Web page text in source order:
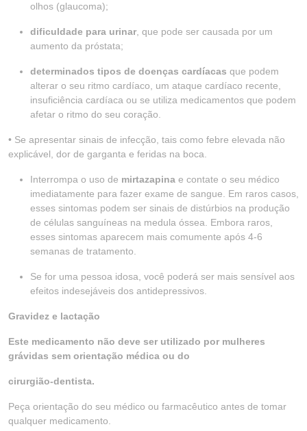
olhos (glaucoma);
dificuldade para urinar , que pode ser causada por um
aumento da próstata;
determinados tipos de doenças cardíacas que podem
alterar o seu ritmo cardíaco, um ataque cardíaco recente,
insuficiência cardíaca ou se utiliza medicamentos que podem
afetar o ritmo do seu coração.
• Se apresentar sinais de infecção, tais como febre elevada não
explicável, dor de garganta e feridas na boca.
Interrompa o uso de mirtazapina e contate o seu médico
imediatamente para fazer exame de sangue. Em raros casos,
esses sintomas podem ser sinais de distúrbios na produção
de células sanguíneas na medula óssea. Embora raros,
esses sintomas aparecem mais comumente após 4-6
semanas de tratamento.
Se for uma pessoa idosa, você poderá ser mais sensível aos
efeitos indesejáveis dos antidepressivos.
Gravidez e lactação
Este medicamento não deve ser utilizado por mulheres
grávidas sem orientação médica ou do
cirurgião-dentista.
Peça orientação do seu médico ou farmacêutico antes de tomar
qualquer medicamento.